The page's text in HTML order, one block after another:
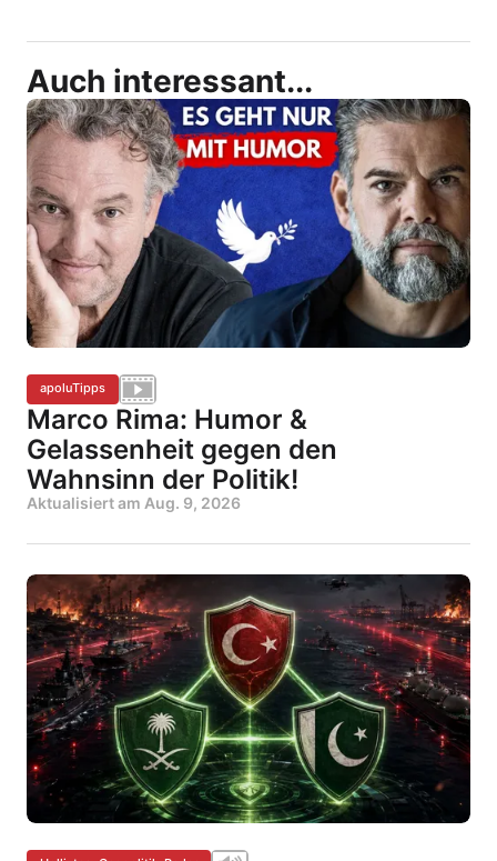
Auch interessant...
apoluTipps
Marco Rima: Humor &
Gelassenheit gegen den
Wahnsinn der Politik!
Aktualisiert am Aug. 9, 2026